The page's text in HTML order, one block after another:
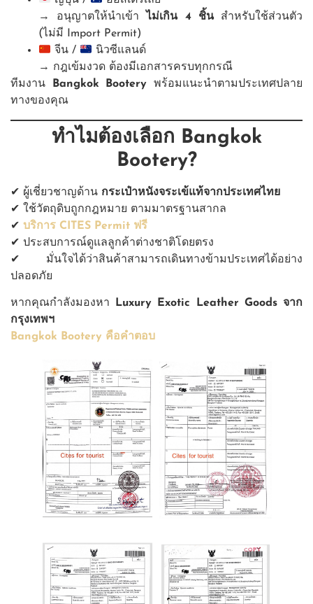
→ อนุญาตให้นำเข้า
ไม่เกิน 4 ชิ้นสำหรับใช้ส่วนตัว
(ไม่มี Import Permit)
จีน /
นิวซีแลนด์
→ กฎเข้มงวด ต้องมีเอกสารครบทุกกรณี
ทีมงาน Bangkok Bootery พร้อมแนะนำตามประเทศปลาย
ทางของคุณ
ทำไมต้องเลือก Bangkok
Bootery?
✔ ผู้เชี่ยวชาญด้าน กระเป๋าหนังจระเข้แท้จากประเทศไทย
✔ ใช้วัตถุดิบถูกกฎหมาย ตามมาตรฐานสากล
✔ บริการ CITES Permit ฟรี
✔ ประสบการณ์ดูแลลูกค้าต่างชาติโดยตรง
✔ มั่นใจได้ว่าสินค้าสามารถเดินทางข้ามประเทศได้อย่าง
ปลอดภัย
หากคุณกำลังมองหา
Luxury Exotic Leather Goods จาก
กรุงเทพฯ
Bangkok Bootery คือคำตอบ